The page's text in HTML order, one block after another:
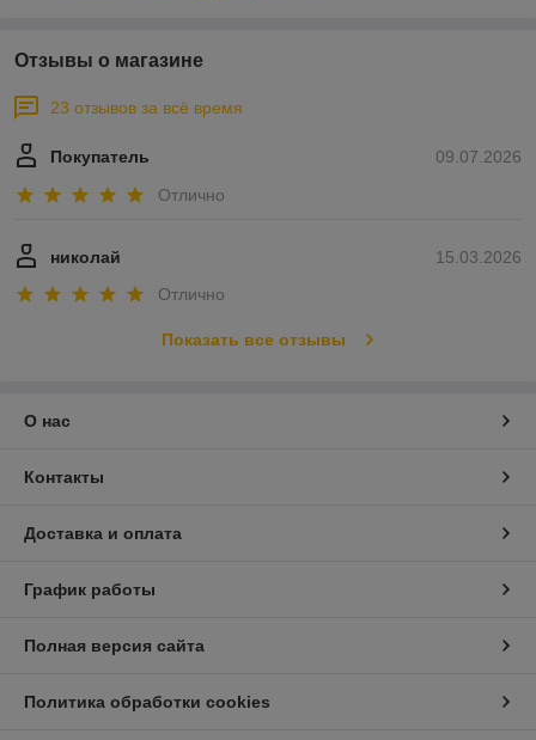
Отзывы о магазине
23 отзывов за всё время
09.07.2026
Покупатель
Отлично
15.03.2026
николай
Отлично
Показать все отзывы
О нас
Контакты
Доставка и оплата
График работы
Полная версия сайта
Политика обработки cookies